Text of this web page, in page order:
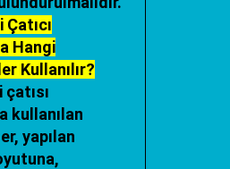
Hangi
Kullanılır?
kullanılan
yapılan